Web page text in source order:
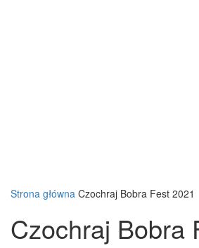
Strona główna Czochraj Bobra Fest 2021
Czochraj Bobra